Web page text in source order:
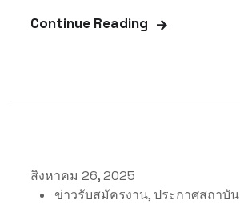
Continue Reading
สิงหาคม 26, 2025
ข่าวรับสมัครงาน, ประกาศสถาบัน